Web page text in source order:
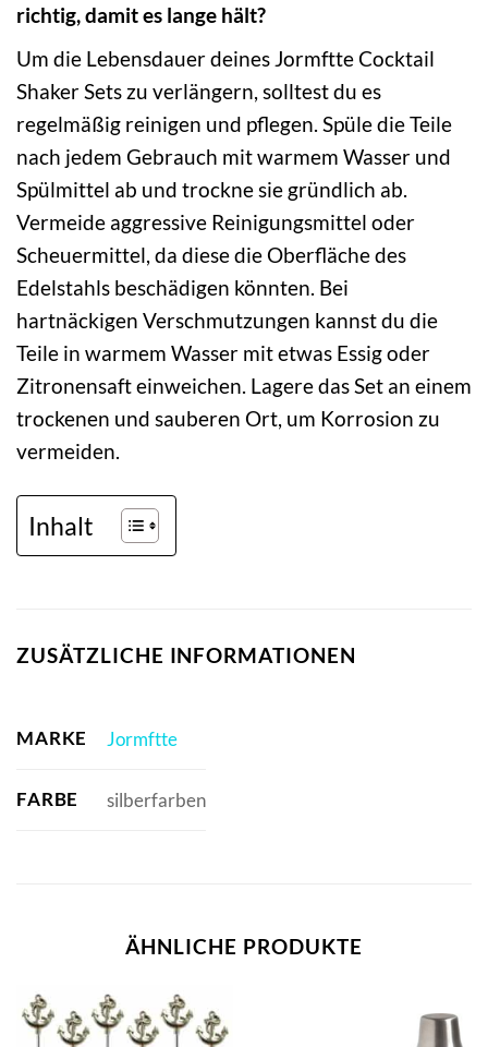
richtig, damit es lange hält?
Um die Lebensdauer deines Jormftte Cocktail
Shaker Sets zu verlängern, solltest du es
regelmäßig reinigen und pflegen. Spüle die Teile
nach jedem Gebrauch mit warmem Wasser und
Spülmittel ab und trockne sie gründlich ab.
Vermeide aggressive Reinigungsmittel oder
Scheuermittel, da diese die Oberfläche des
Edelstahls beschädigen könnten. Bei
hartnäckigen Verschmutzungen kannst du die
Teile in warmem Wasser mit etwas Essig oder
Zitronensaft einweichen. Lagere das Set an einem
trockenen und sauberen Ort, um Korrosion zu
vermeiden.
Inhalt
ZUSÄTZLICHE INFORMATIONEN
MARKE Jormftte
FARBE silberfarben
ÄHNLICHE PRODUKTE